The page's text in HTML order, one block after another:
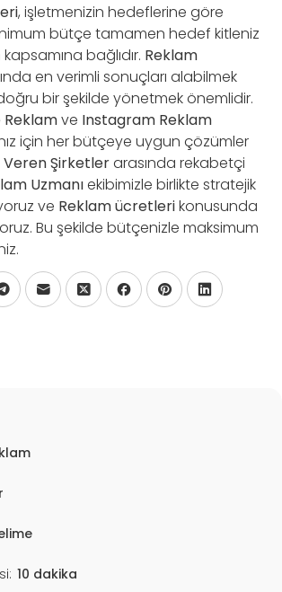
, işletmenizin hedeflerine göre
bütçe tamamen hedef kitleniz
kapsamına bağlıdır. Reklam
en verimli sonuçları alabilmek
bir şekilde yönetmek önemlidir.
ve Instagram Reklam
için her bütçeye uygun çözümler
Veren Şirketlerarasında rekabetçi
Uzmanıekibimizle birlikte stratejik
ve Reklam ücretlerikonusunda
Bu şekilde bütçenizle maksimum
10 dakika